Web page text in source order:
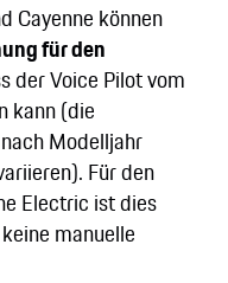
Cayenne können
für den
der Voice Pilot vom
kann (die
Modelljahr
Für den
Electric ist dies
manuelle